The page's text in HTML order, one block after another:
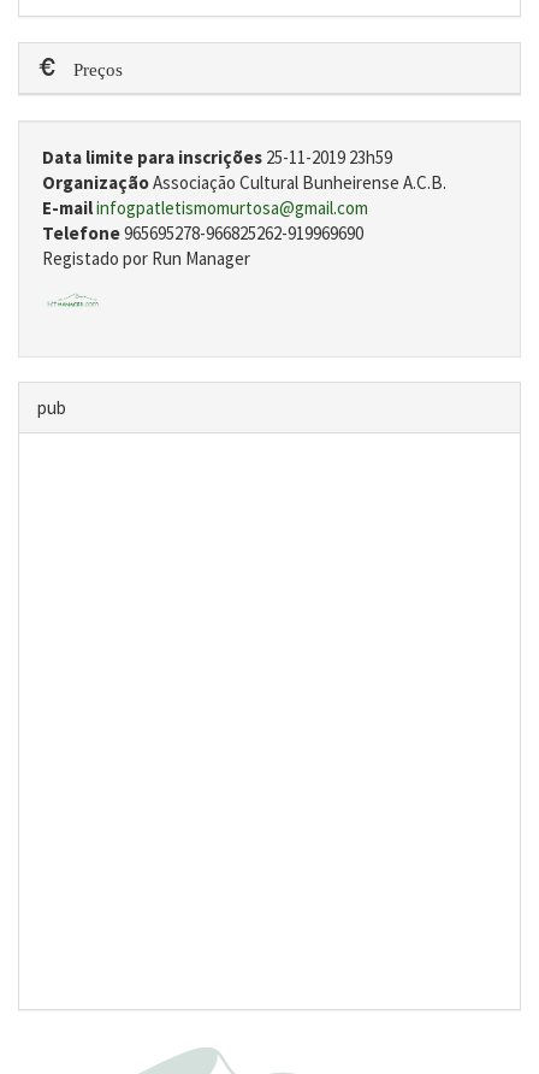
Preços
Data limite para inscrições 25-11-2019 23h59
OrganizaçãoAssociação Cultural Bunheirense A.C.B.
E-mailinfogpatletismomurtosa@gmail.com
Telefone965695278-966825262-919969690
Registado por Run Manager
pub